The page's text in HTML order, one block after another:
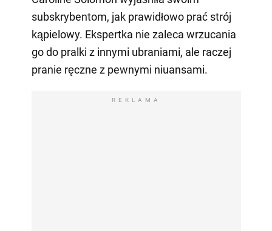
subskrybentom, jak prawidłowo prać strój
kąpielowy. Ekspertka nie zaleca wrzucania
go do pralki z innymi ubraniami, ale raczej
pranie ręczne z pewnymi niuansami.
REKLAMA